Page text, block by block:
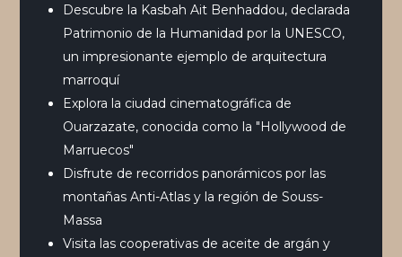
Descubre la Kasbah Ait Benhaddou, declarada
Patrimonio de la Humanidad por la UNESCO,
un impresionante ejemplo de arquitectura
marroquí
Explora la ciudad cinematográfica de
Ouarzazate, conocida como la "Hollywood de
Marruecos"
Disfrute de recorridos panorámicos por las
montañas Anti-Atlas y la región de Souss-
Massa
Visita las cooperativas de aceite de argán y